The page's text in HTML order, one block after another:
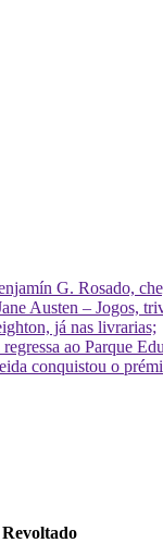
G. Rosado,
Austen – Jogos,
já nas livrarias;
ao Parque
conquistou o